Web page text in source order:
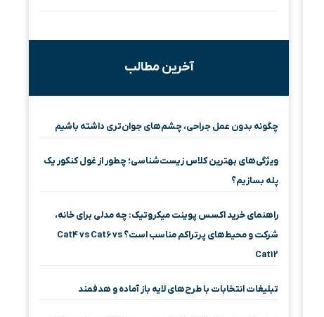
آخرین مطالب
چگونه بدون عمل جراحی، چشم‌های جوان‌تری داشته باشیم
ویژگی‌های بهترین کلاس زیست‌شناسی؛ چطور از غول کنکور یک
پله بسازیم؟
راهنمای خرید اکسس پوینت میکروتیک: چه مدلی برای خانه،
شرکت و محیط‌های پرتراکم مناسب است؟ Cat4 vs Cat6 vs
Cat12
تبلیغات انتخابات با طرح‌های لایه باز آماده و هدفمند